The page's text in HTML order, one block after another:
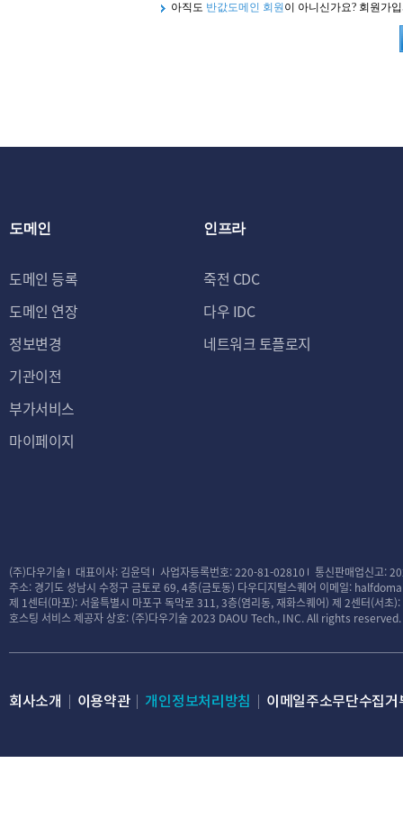
아직도 반값도메인 회원 이 아니신가요? 회원가
도메인
도메인 등록
도메인 연장
정보변경
기관이전
부가서비스
마이페이지
인프라
죽전 CDC
다우 IDC
네트워크 토플로지
(주)다우기술 대표이사: 김윤덕 사업자등록번호: 220-81-02810
통신판매업신고:
주소: 경기도 성남시 수정구 금토로 69, 4층(금토동) 다우디지털스퀘어 이메일:
제 1센터(마포): 서울특별시 마포구 독막로 311, 3층(염리동, 재화스퀘어) 제 2센터(서초
호스팅 서비스 제공자 상호: (주)다우기술2023 DAOU Tech., INC. All rights reserved.
회사소개 이용약관 개인정보처리방침 이메일주소무단수집거